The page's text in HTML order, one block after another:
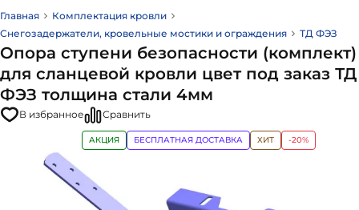
Главная
Комплектация кровли
Снегозадержатели, кровельные мостики и ограждения
ТД ФЭЗ
Опора ступени безопасности (комплект)
для сланцевой кровли цвет под заказ ТД
ФЭЗ толщина стали 4мм
В избранное Сравнить
АКЦИЯ БЕСПЛАТНАЯ ДОСТАВКА ХИТ -20%